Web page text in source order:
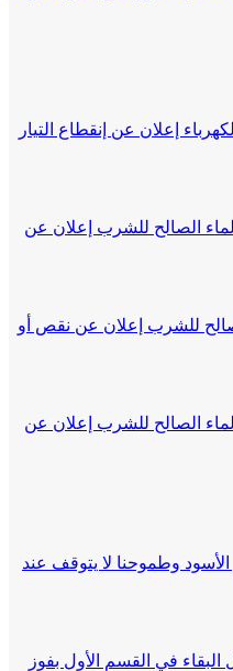
إعلان عن إنقطاع التيار
الصالح للشرب إعلان عن
للشرب إعلان عن نقص أو
الصالح للشرب إعلان عن
وطموحنا لا يتوقف عند
في القسم الأول بفوز